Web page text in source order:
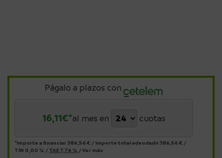
Págalo a plazos con
16,11€*al mes en cuotas
*Importe a financiar 386,56 € / Importe total adeudado386,56 € /
TIN 0,00 % / TAE 7,76 % /Ver más